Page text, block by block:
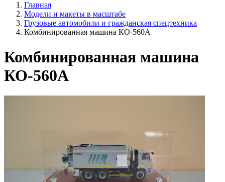
Главная
Модели и макеты в масштабе
Грузовые автомобили и гражданская спецтехника
Комбинированная машина КО-560А
Комбинированная машина
КО-560А